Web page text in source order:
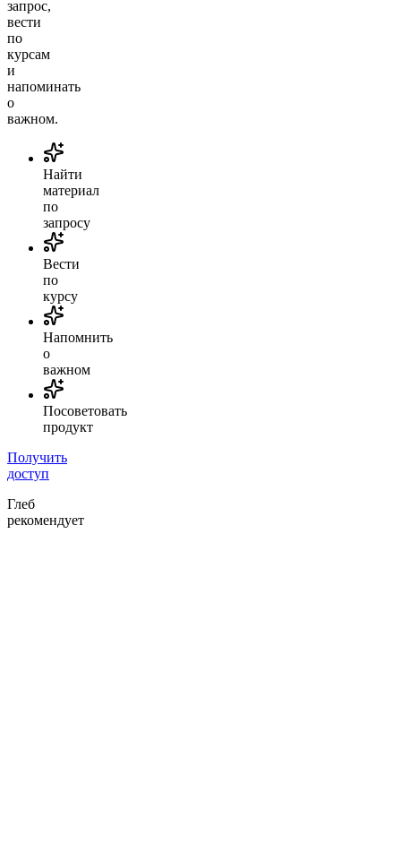
запрос,
вести
по
курсам
и
напоминать
о
важном.
Найти
материал
по
запросу
Вести
по
курсу
Напомнить
о
важном
Посоветовать
продукт
Получить
доступ
Глеб
рекомендует